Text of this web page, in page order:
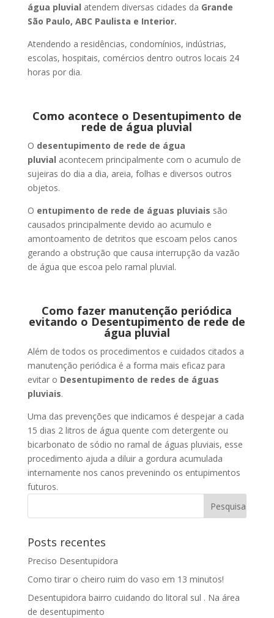
água pluvial atendem diversas cidades da Grande
São Paulo, ABC Paulista e Interior.
Atendendo a residências, condomínios, indústrias,
escolas, hospitais, comércios dentro outros locais 24
horas por dia.
Como acontece o Desentupimento de
rede de água pluvial
O desentupimento de rede de água
pluvial acontecem principalmente com o acumulo de
sujeiras do dia a dia, areia, folhas e diversos outros
objetos.
O entupimento de rede de águas pluviais são
causados principalmente devido ao acumulo e
amontoamento de detritos que escoam pelos canos
gerando a obstrução que causa interrupção da vazão
de água que escoa pelo ramal pluvial.
Como fazer manutenção periódica
evitando o Desentupimento de rede de
água pluvial
Além de todos os procedimentos e cuidados citados a
manutenção periódica é a forma mais eficaz para
evitar o Desentupimento de redes de águas
pluviais.
Uma das prevenções que indicamos é despejar a cada
15 dias 2 litros de água quente com detergente ou
bicarbonato de sódio no ramal de águas pluviais, esse
procedimento ajuda a diluir a gordura acumulada
internamente nos canos prevenindo os entupimentos
futuros.
Posts recentes
Preciso Desentupidora
Como tirar o cheiro ruim do vaso em 13 minutos!
Desentupidora bairro cuidando do litoral sul . Na área
de desentupimento